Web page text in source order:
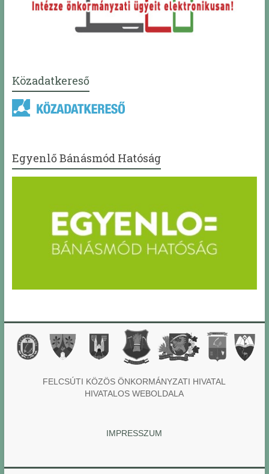
Közadatkereső
Egyenlő Bánásmód Hatóság
FELCSÚTI KÖZÖS ÖNKORMÁNYZATI HIVATAL
HIVATALOS WEBOLDALA
IMPRESSZUM